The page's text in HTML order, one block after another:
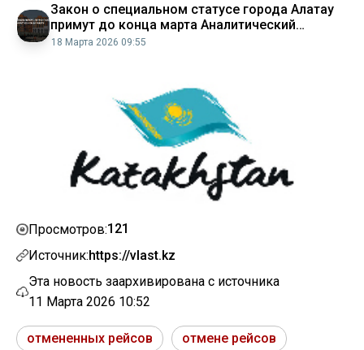
Закон о специальном статусе города Алатау
примут до конца марта Аналитический
интернет журнал Власть
18 Марта 2026 09:55
Просмотров:121
Источник:https://vlast.kz
Эта новость заархивирована с источника
11 Марта 2026 10:52
отмененных рейсов отмене рейсов